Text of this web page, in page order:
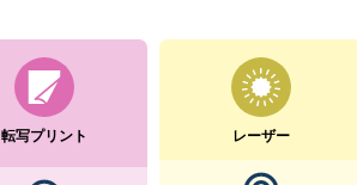
転写プリント レーザー